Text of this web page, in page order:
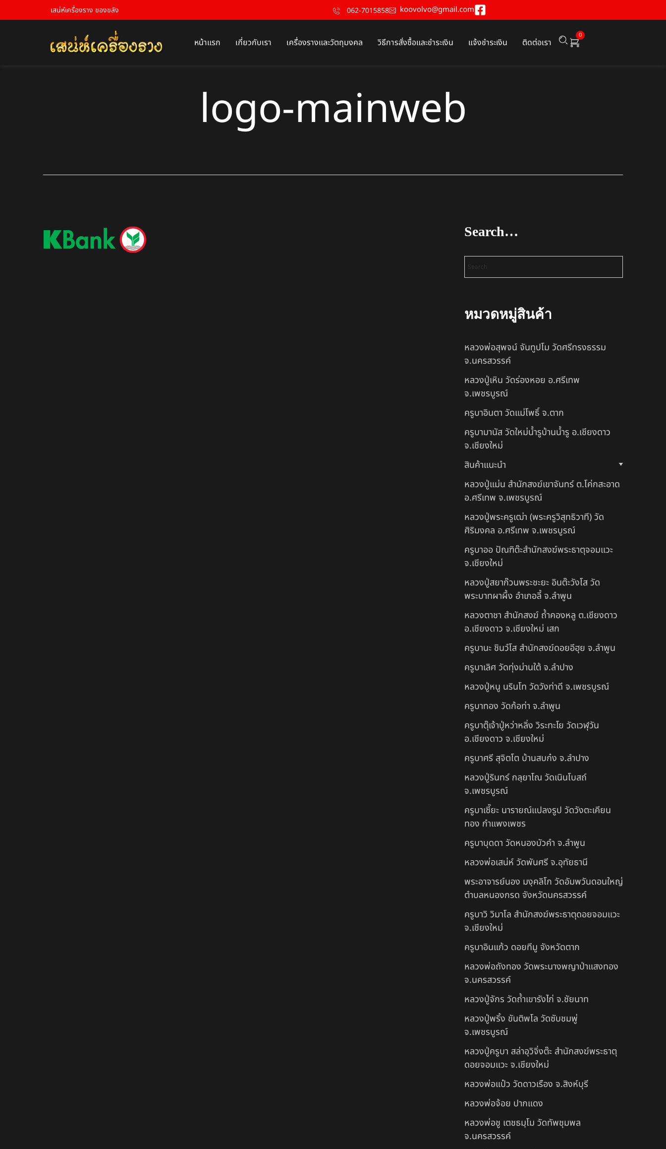
เสน่ห์เครื่องราง ของขลัง 062-7015858 koovolvo@gmail.com
หน้าแรก เกี่ยวกับเรา เครื่องรางและวัตถุมงคล วิธีการสั่งซื้อและชำระเงิน แจ้งชำระเงิน ติดต่อเรา
0
logo-mainweb
Search…
หมวดหมู่สินค้า
หลวงพ่อสุพจน์ จันทูปโม วัดศรีทรงธรรม
จ.นครสวรรค์
หลวงปู่เหิน วัดร่องหอย อ.ศรีเทพ
จ.เพชรบูรณ์
ครูบาอินตา วัดแม่โพธิ์ จ.ตาก
ครูบามานัส วัดใหม่น้ำรูบ้านน้ำรู อ.เชียงดาว
จ.เชียงใหม่
สินค้าแนะนำ
หลวงปู่แม่น สำนักสงฆ์เขาจันทร์ ต.โค่กสะอาด
อ.ศรีเทพ จ.เพชรบูรณ์
หลวงปู่พระครูเฒ่า (พระครูวิสุทธิวาที) วัด
ศิริมงคล อ.ศรีเทพ จ.เพชรบูรณ์
ครูบาออ ปัณฑิต๊ะสำนักสงฆ์พระธาตุจอมแวะ
จ.เชียงใหม่
หลวงปู่สยาก๊วนพระชะยะ อินต๊ะวังโส วัด
พระบาทผาผึ้ง อำเภอลี้ จ.ลำพูน
หลวงตาชา สำนักสงฆ์ ถ้ำคองหลู ต.เชียงดาว
อ.เชียงดาว จ.เชียงใหม่ เสก
ครูบานะ ชินวํโส สำนักสงฆ์ดอยอีฮุย จ.ลำพูน
ครูบาเลิศ วัดทุ่งม่านใต้ จ.ลำปาง
หลวงปู่หนู นรินโท วัดวังท่าดี จ.เพชรบูรณ์
ครูบาทอง วัดก้อท่า จ.ลำพูน
ครูบาตุ๊เจ้าปู่หว่าหลิ่ง วิระทะโย วัดเวฬุวัน
อ.เชียงดาว จ.เชียงใหม่
ครูบาศรี สุจิตโต บ้านสบก๋ง จ.ลำปาง
หลวงปู่รินทร์ กลฺยาโณ วัดเนินโบสถ์
จ.เพชรบูรณ์
ครูบาเซี๊ยะ นารายณ์แปลงรูป วัดวังตะเคียน
ทอง กำแพงเพชร
ครูบาบุดดา วัดหนองบัวคํา จ.ลําพูน
หลวงพ่อเสน่ห์ วัดพันศรี จ.อุทัยธานี
พระอาจารย์นอง มงฺคลิโก วัดอัมพวันดอนใหญ่
ตำบลหนองกรด จังหวัดนครสวรรค์
ครูบาวิ วิมาโล สำนักสงฆ์พระธาตุดอยจอมแวะ
จ.เชียงใหม่
ครูบาอินแก้ว ดอยทีมู จังหวัดตาก
หลวงพ่อถังทอง วัดพระนางพญาป่าแสงทอง
จ.นครสวรรค์
หลวงปู่จักร วัดถ้ำเขารังไก่ จ.ชัยนาท
หลวงปู่พริ้ง ขันติพโล วัดซับชมพู่
จ.เพชรบูรณ์
หลวงปู่ครูบา สล่าอุวิจิ่งต๊ะ สำนักสงฆ์พระธาตุ
ดอยจอมแวะ จ.เชียงใหม่
หลวงพ่อแป๋ว วัดดาวเรือง จ.สิงห์บุรี
หลวงพ่อจ้อย ปากแดง
หลวงพ่อชู เตชธมฺโม วัดทัพชุมพล
จ.นครสวรรค์